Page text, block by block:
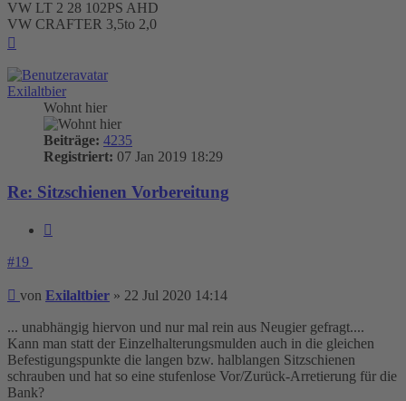
VW LT 2 28 102PS AHD
VW CRAFTER 3,5to 2,0
Exilaltbier
Wohnt hier
Beiträge: 4235
Registriert: 07 Jan 2019 18:29
Re: Sitzschienen Vorbereitung
#19
Beitrag
von Exilaltbier » 22 Jul 2020 14:14
... unabhängig hiervon und nur mal rein aus Neugier gefragt....
Kann man statt der Einzelhalterungsmulden auch in die gleichen
Befestigungspunkte die langen bzw. halblangen Sitzschienen
schrauben und hat so eine stufenlose Vor/Zurück-Arretierung für die
Bank?